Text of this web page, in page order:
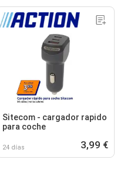
Sitecom - cargador rapido
para coche
24 días 3,99 €